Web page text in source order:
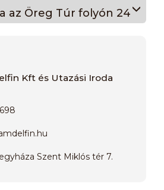
az Öreg Túr folyón 24
Kft és Utazási Iroda
Szent Miklós tér 7.